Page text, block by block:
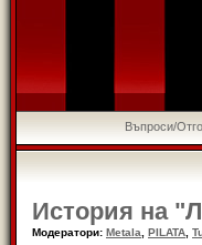
Въпроси/
История на
Модератори: Metala PILATA